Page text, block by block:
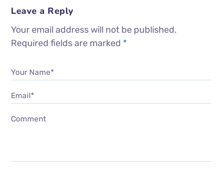
Leave a Reply
Your email address will not be published.
Required fields are marked *
Your Name*
Email*
Comment